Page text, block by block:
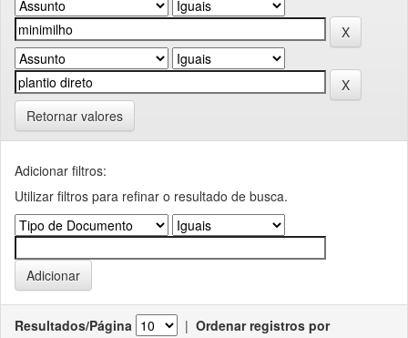
Retornar valores
Adicionar filtros:
Utilizar filtros para refinar o resultado de busca.
Resultados/Página | Ordenar registros por